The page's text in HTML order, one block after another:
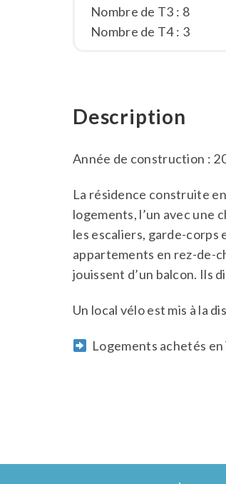
Nombre de T3 : 8
Nombre de T4 : 3
Description
Année de construction :
La résidence construite
logements, l’un avec une
les escaliers, garde-corps
appartements en rez-de-
jouissent d’un balcon. Ils
Un local vélo est mis à la
Logements achetés